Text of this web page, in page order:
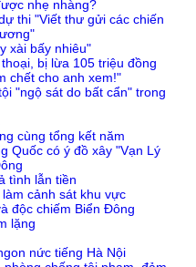
nhẹ nhàng?
thi "Viết thư gửi các chiến
xài bấy nhiêu"
bị lừa 105 triệu đồng
chết cho anh xem!"
"ngộ sát do bất cẩn" trong
cùng tổng kết năm
Quốc có ý đồ xây "Vạn Lý
tình lẫn tiền
cảnh sát khu vực
độc chiếm Biển Đông
lặng
nức tiếng Hà Nội